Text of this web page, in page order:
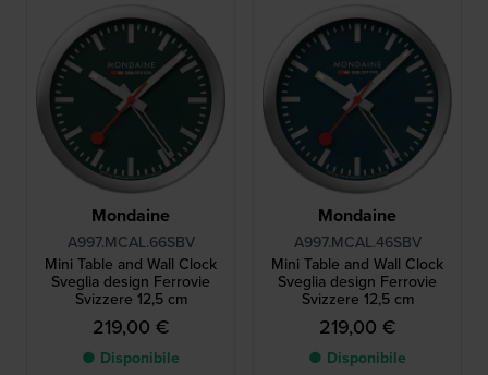
Mondaine
A997.MCAL.66SBV
Mini Table and Wall Clock
Sveglia design Ferrovie
Svizzere 12,5 cm
219,00 €
● Disponibile
Mondaine
A997.MCAL.46SBV
Mini Table and Wall Clock
Sveglia design Ferrovie
Svizzere 12,5 cm
219,00 €
● Disponibile